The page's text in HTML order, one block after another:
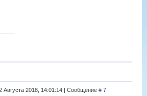
Августа 2018, 14:01:14 | Сообщение # 7